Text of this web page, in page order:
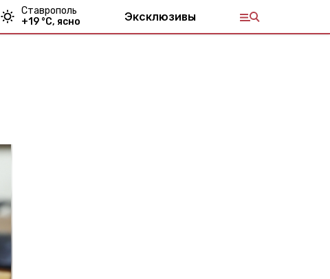
Ставрополь
+19 °С, ясно Эксклюзивы